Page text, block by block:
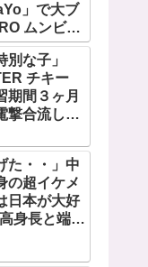
」で大ブ
ムンビン
日本人メン
なを要する
グループ！
チェック
別な子」
チキー
期間３ヶ月
撃合流して
の才能で
を唸らせ
た・・」中
の超イケメ
日本が大好
身長と端正